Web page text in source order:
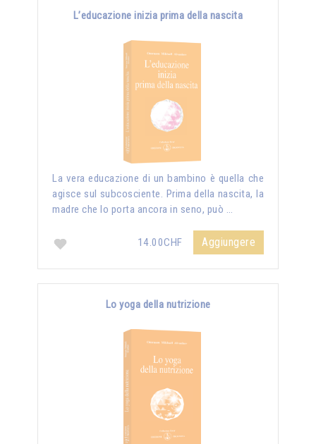
L’educazione inizia prima della nascita
La vera educazione di un bambino è quella che
agisce sul subcosciente. Prima della nascita, la
madre che lo porta ancora in seno, può …
14.00CHF Aggiungere
Lo yoga della nutrizione